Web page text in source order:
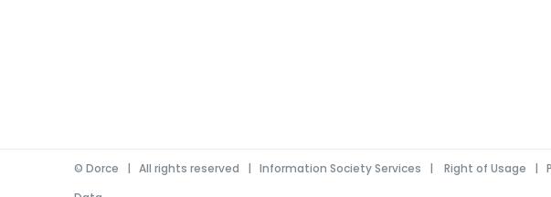
©Dorce | All rights reserved |Information Society Services |Right of Usage |